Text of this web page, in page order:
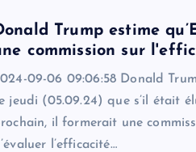
Trump estime
commission sur
09-06 09:06:58 Donald
jeudi (05.09.24) que s’il était
il formerait une
l’efficacité…